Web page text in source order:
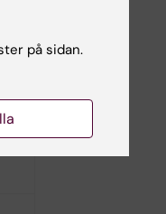
på sidan.